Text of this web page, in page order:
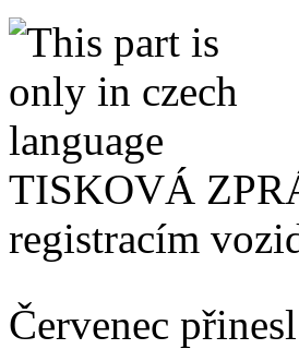
TISKOVÁ
registracím
Červenec